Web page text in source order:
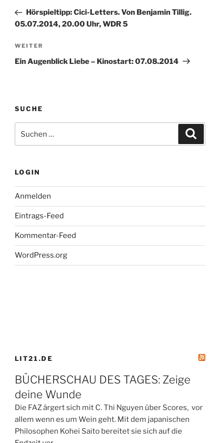
Beitrag
Hörspieltipp: Cici-Letters. Von Benjamin Tillig.
05.07.2014, 20.00 Uhr, WDR 5
Nächster
Beitrag
WEITER
Ein Augenblick Liebe – Kinostart: 07.08.2014
SUCHE
nach:
LOGIN
Anmelden
Eintrags-Feed
Kommentar-Feed
WordPress.org
LIT21.DE
BÜCHERSCHAU DES TAGES: Zeige
deine Wunde
Die FAZ ärgert sich mit C. Thi Nguyen über Scores, vor
allem wenn es um Wein geht. Mit dem japanischen
Philosophen Kohei Saito bereitet sie sich auf die